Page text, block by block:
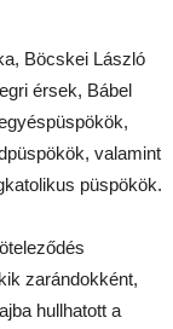
Böcskei László
érsek, Bábel
valamint
püspökök.
zarándokként,
hullhatott a